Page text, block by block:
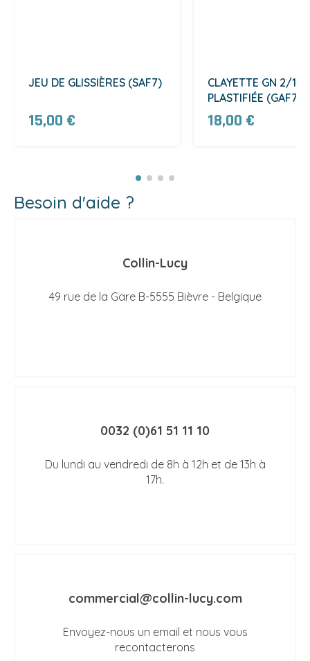
JEU DE GLISSIÈRES (SAF7)
15,00 €
CLAYETTE GN 2/1
PLASTIFIÉE (GAF7)
18,00 €
Besoin d'aide ?
Collin-Lucy
49 rue de la Gare B-5555 Bièvre - Belgique
0032 (0)61 51 11 10
Du lundi au vendredi de 8h à 12h et de 13h à
17h.
commercial@collin-lucy.com
Envoyez-nous un email et nous vous
recontacterons